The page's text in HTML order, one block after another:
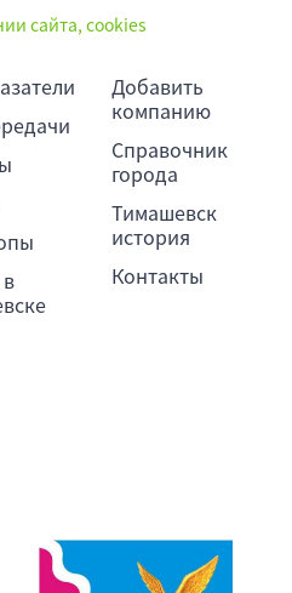
сайта, cookies
Добавить
компанию
Справочник
города
Тимашевск
история
Контакты